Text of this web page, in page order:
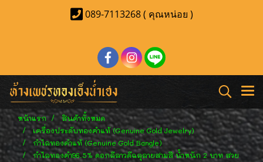
089-7113268 ( คุณหน่อย )
หน้าแรก
สินค้าทั้งหมด
เครื่องประดับทองคำแท้ (Genuine Gold Jewelry)
กำไลทองคำแท้ (Genuine Gold Bangle)
กำไลทองคำ96.5% ดอกลีลาวดีฉลุลายสามสี น้ำหนัก 2 บาท สวย